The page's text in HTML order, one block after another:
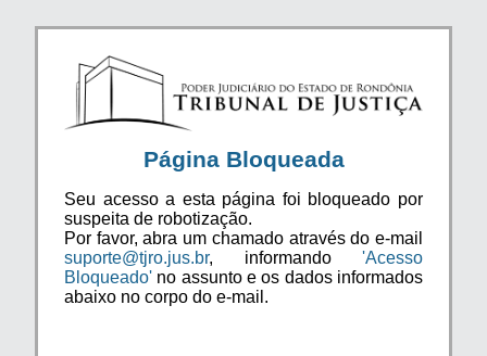
Página Bloqueada
Seu acesso a esta página foi bloqueado por
suspeita de robotização.
Por favor, abra um chamado através do e-mail
suporte@tjro.jus.br, informando 'Acesso
Bloqueado' no assunto e os dados informados
abaixo no corpo do e-mail.